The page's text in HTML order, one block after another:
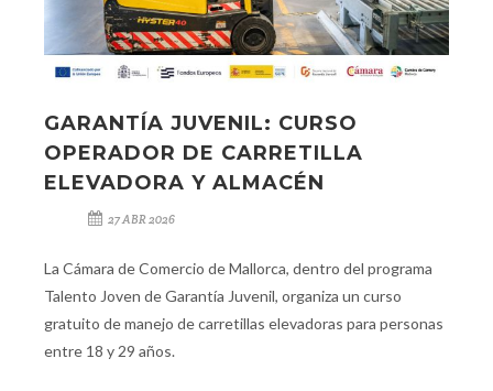
GARANTÍA JUVENIL: CURSO
OPERADOR DE CARRETILLA
ELEVADORA Y ALMACÉN
27 ABR 2026
La Cámara de Comercio de Mallorca, dentro del programa
Talento Joven de Garantía Juvenil, organiza un curso
gratuito de manejo de carretillas elevadoras para personas
entre 18 y 29 años.